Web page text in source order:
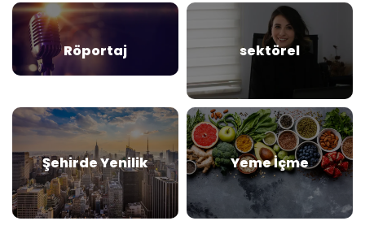
Röportaj sektörel
Şehirde Yenilik Yeme İçme